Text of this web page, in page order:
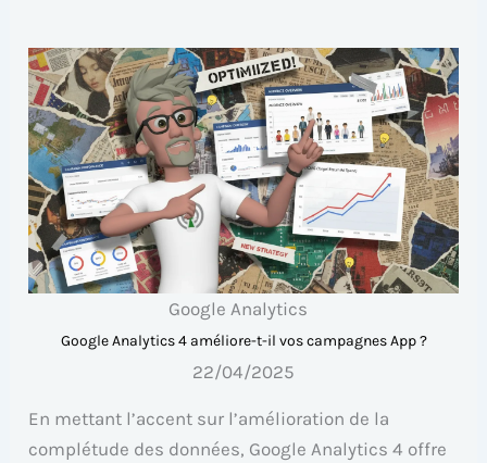
Google Analytics
Google Analytics 4 améliore-t-il vos campagnes App ?
22/04/2025
En mettant l’accent sur l’amélioration de la
complétude des données, Google Analytics 4 offre